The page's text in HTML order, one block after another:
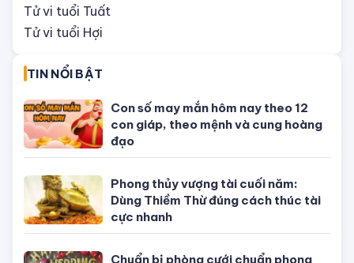
ĐÁNG QUAN TÂM
Tử vi tuổi Tý
Tử vi tuổi Sửu
Tử vi tuổi Dần
Tử vi tuổi Mão
Tử vi tuổi Thìn
Tử vi tuổi Ti
Tử vi tuổi Ngọ